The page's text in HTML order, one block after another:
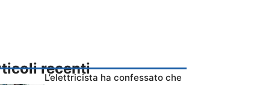
recenti
L’elettricista ha confessato che